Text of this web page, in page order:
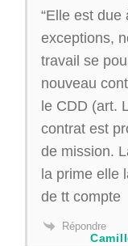
“Elle est due
exceptions,
travail se
nouveau
le CDD (art.
contrat est
de mission.
la prime elle
de tt compte
Répondre